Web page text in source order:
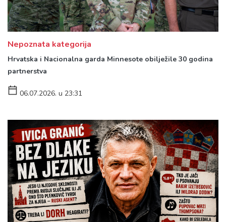
Nepoznata kategorija
Hrvatska i Nacionalna garda Minnesote obilježile 30 godina
partnerstva
06.07.2026. u 23:31